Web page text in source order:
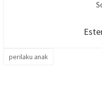
perilaku anak